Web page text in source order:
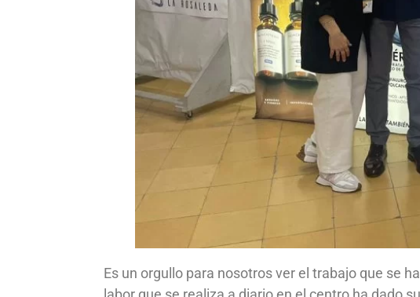
Es un orgullo para nosotros ver el trabajo que se